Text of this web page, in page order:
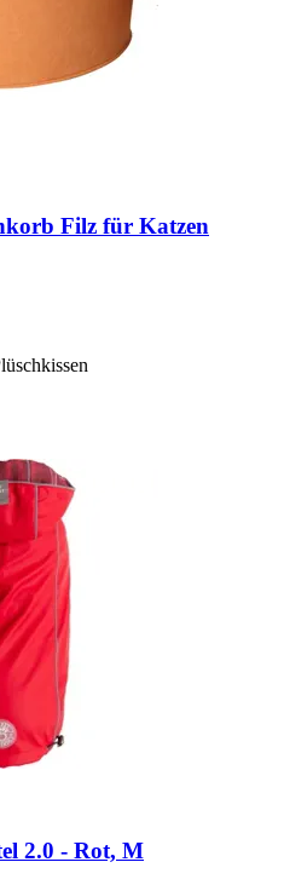
Filz für Katzen
2.0 -​ Rot, M